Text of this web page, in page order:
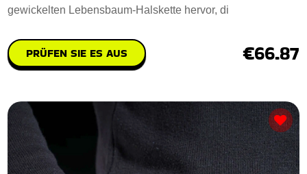
gewickelten Lebensbaum-Halskette hervor, di
PRÜFEN SIE ES AUS €66.87